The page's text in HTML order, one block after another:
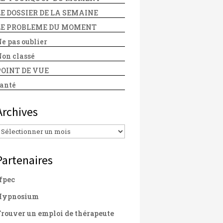
DOSSIER DE LA SEMAINE
PROBLEME DU MOMENT
pas oublier
classé
DE VUE
un emploi de thérapeute